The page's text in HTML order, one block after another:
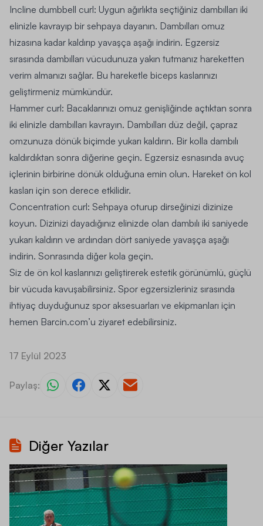
Incline dumbbell curl: Uygun ağırlıkta seçtiğiniz dambılları iki
elinizle kavrayıp bir sehpaya dayanın. Dambılları omuz
hizasına kadar kaldırıp yavaşça aşağı indirin. Egzersiz
sırasında dambılları vücudunuza yakın tutmanız hareketten
verim almanızı sağlar. Bu hareketle biceps kaslarınızı
geliştirmeniz mümkündür.
Hammer curl: Bacaklarınızı omuz genişliğinde açtıktan sonra
iki elinizle dambılları kavrayın. Dambılları düz değil, çapraz
omzunuza dönük biçimde yukarı kaldırın. Bir kolla dambılı
kaldırdıktan sonra diğerine geçin. Egzersiz esnasında avuç
içlerinin birbirine dönük olduğuna emin olun. Hareket ön kol
kasları için son derece etkilidir.
Concentration curl: Sehpaya oturup dirseğinizi dizinize
koyun. Dizinizi dayadığınız elinizde olan dambılı iki saniyede
yukarı kaldırın ve ardından dört saniyede yavaşça aşağı
indirin. Sonrasında diğer kola geçin.
Siz de ön kol kaslarınızı geliştirerek estetik görünümlü, güçlü
bir vücuda kavuşabilirsiniz. Spor egzersizleriniz sırasında
ihtiyaç duyduğunuz spor aksesuarları ve ekipmanları için
hemen Barcin.com’u ziyaret edebilirsiniz.
17 Eylül 2023
Paylaş:
Diğer Yazılar